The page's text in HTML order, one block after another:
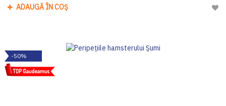
ADAUGĂ ÎN COȘ
-50%